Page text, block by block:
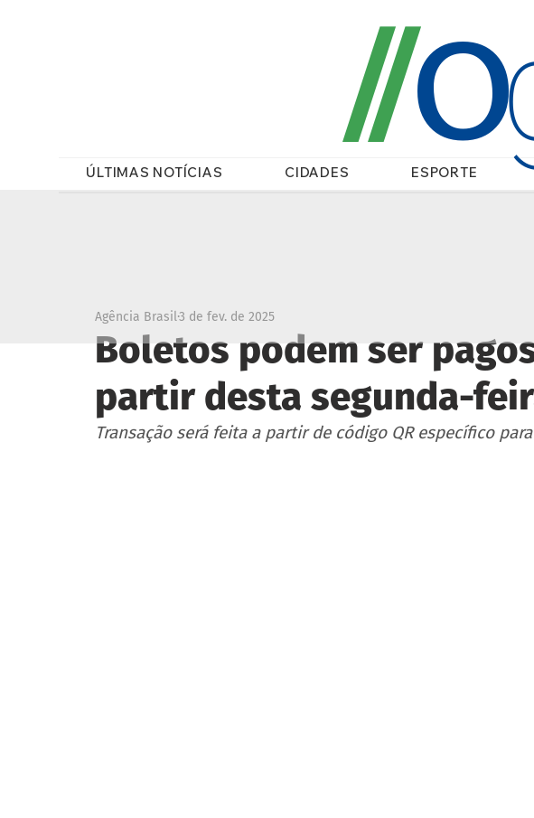
ÚLTIMAS NOTÍCIAS CIDADES ESPORTE
//O
Boletos podem ser
partir desta segunda-
Agência Brasil3 de fev. de 2025
Transação será feita a partir de código QR específico